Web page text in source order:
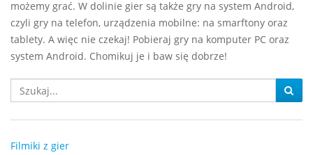
możemy grać. W dolinie gier są także gry na system Android,
czyli gry na telefon, urządzenia mobilne: na smarftony oraz
tablety. A więc nie czekaj! Pobieraj gry na komputer PC oraz
system Android. Chomikuj je i baw się dobrze!
Filmiki z gier